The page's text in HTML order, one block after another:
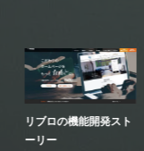
リブロの機能開発スト
ーリー